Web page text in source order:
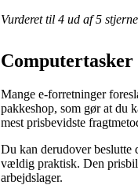
Vurderet til 4 ud af 5
Mange e-forretninger
pakkeshop, som gør at du
mest prisbevidste
Du kan derudover beslutte
vældig praktisk. Den
arbejdslager.